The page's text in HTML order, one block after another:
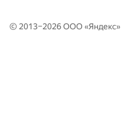
© 2013–2026 ООО «Яндекс»